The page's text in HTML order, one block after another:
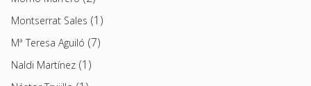
Montserrat Sales (1)
Mª Teresa Aguiló (7)
Naldi Martínez (1)